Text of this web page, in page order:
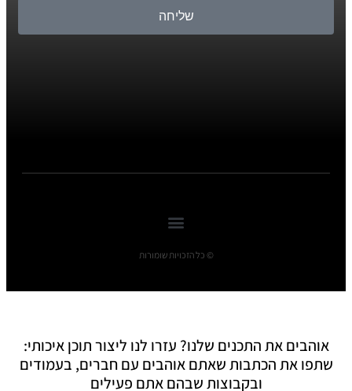
שליחה
© כל הזכויות שומורות
אוהבים את התכנים שלנו? עזרו לנו ליצור תוכן איכותי:
שתפו את הכתבות שאתם אוהבים עם חברים, בעמודים
ובקבוצות שבהם אתם פעילים